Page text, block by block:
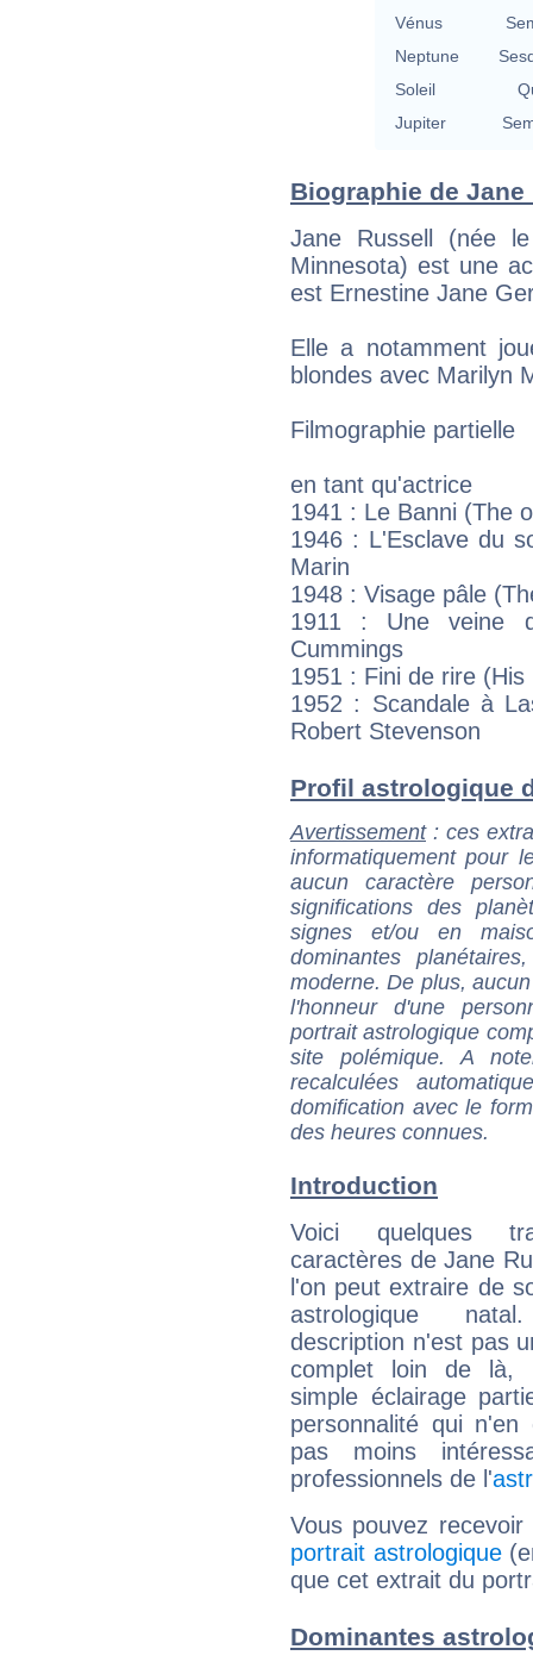
Vénus
Neptune
Soleil
Jupiter
Biographie de
Jane Russell (née
Minnesota) est une
est Ernestine Jane
Elle a notamment
blondes avec Marilyn
Filmographie partielle
en tant qu'actrice
1941 : Le Banni (The
1946 : L'Esclave du
Marin
1948 : Visage pâle
1911 : Une veine
Cummings
1951 : Fini de rire
1952 : Scandale à
Robert Stevenson
Profil astrologique
Avertissement: ces
informatiquement pour
aucun caractère
significations des
signes et/ou en
dominantes
moderne. De plus,
l'honneur d'une
portrait astrologique
site polémique. A
recalculées
domification avec le
des heures connues.
Introduction
Voici quelques
caractères de Jane
l'on peut extraire de
astrologique
description n'est pas
complet loin de là,
simple éclairage
personnalité qui n'en
pas moins
professionnels de l'
Vous pouvez
portrait astrologique
que cet extrait du
Dominantes